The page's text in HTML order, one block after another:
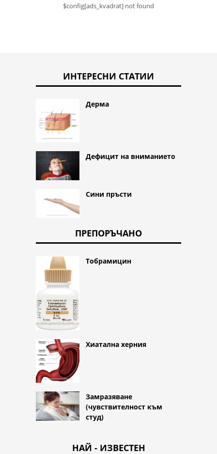
$config[ads_kvadrat] not found
ИНТЕРЕСНИ СТАТИИ
Дерма
Дефицит на вниманието
Сини пръсти
ПРЕПОРЪЧАНО
Тобрамицин
Хиатална херния
Замразяване
(чувствителност към
студ)
НАЙ - ИЗВЕСТЕН